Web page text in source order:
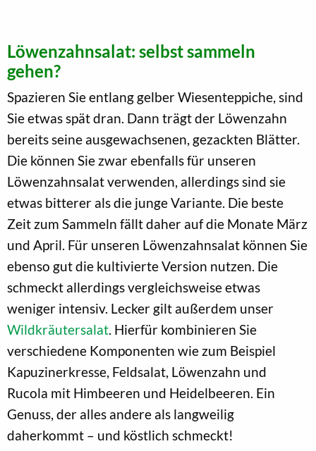
Löwenzahnsalat: selbst sammeln
gehen?
Spazieren Sie entlang gelber Wiesenteppiche, sind
Sie etwas spät dran. Dann trägt der Löwenzahn
bereits seine ausgewachsenen, gezackten Blätter.
Die können Sie zwar ebenfalls für unseren
Löwenzahnsalat verwenden, allerdings sind sie
etwas bitterer als die junge Variante. Die beste
Zeit zum Sammeln fällt daher auf die Monate März
und April. Für unseren Löwenzahnsalat können Sie
ebenso gut die kultivierte Version nutzen. Die
schmeckt allerdings vergleichsweise etwas
weniger intensiv. Lecker gilt außerdem unser
Wildkräutersalat. Hierfür kombinieren Sie
verschiedene Komponenten wie zum Beispiel
Kapuzinerkresse, Feldsalat, Löwenzahn und
Rucola mit Himbeeren und Heidelbeeren. Ein
Genuss, der alles andere als langweilig
daherkommt – und köstlich schmeckt!